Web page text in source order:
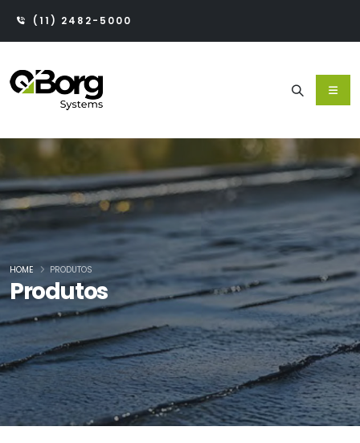
(11) 2482-5000
Produtos
HOME PRODUTOS